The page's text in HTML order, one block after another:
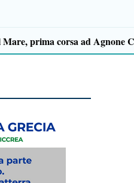
14:14